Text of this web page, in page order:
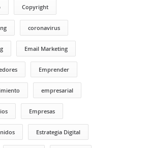
Copyright
coronavirus
Email Marketing
Emprender
empresarial
Empresas
Estrategia Digital